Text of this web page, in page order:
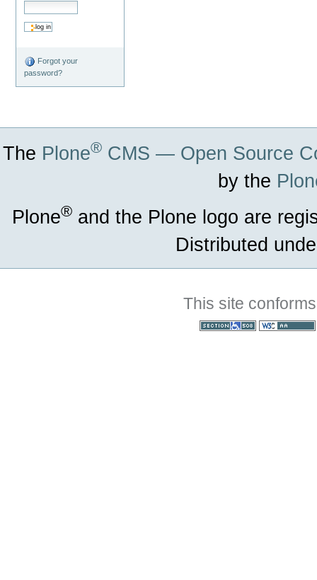
Forgot your
password?
The Plone® CMS — Open Source
by the
Plone® and the Plone logo are
Distributed
This site